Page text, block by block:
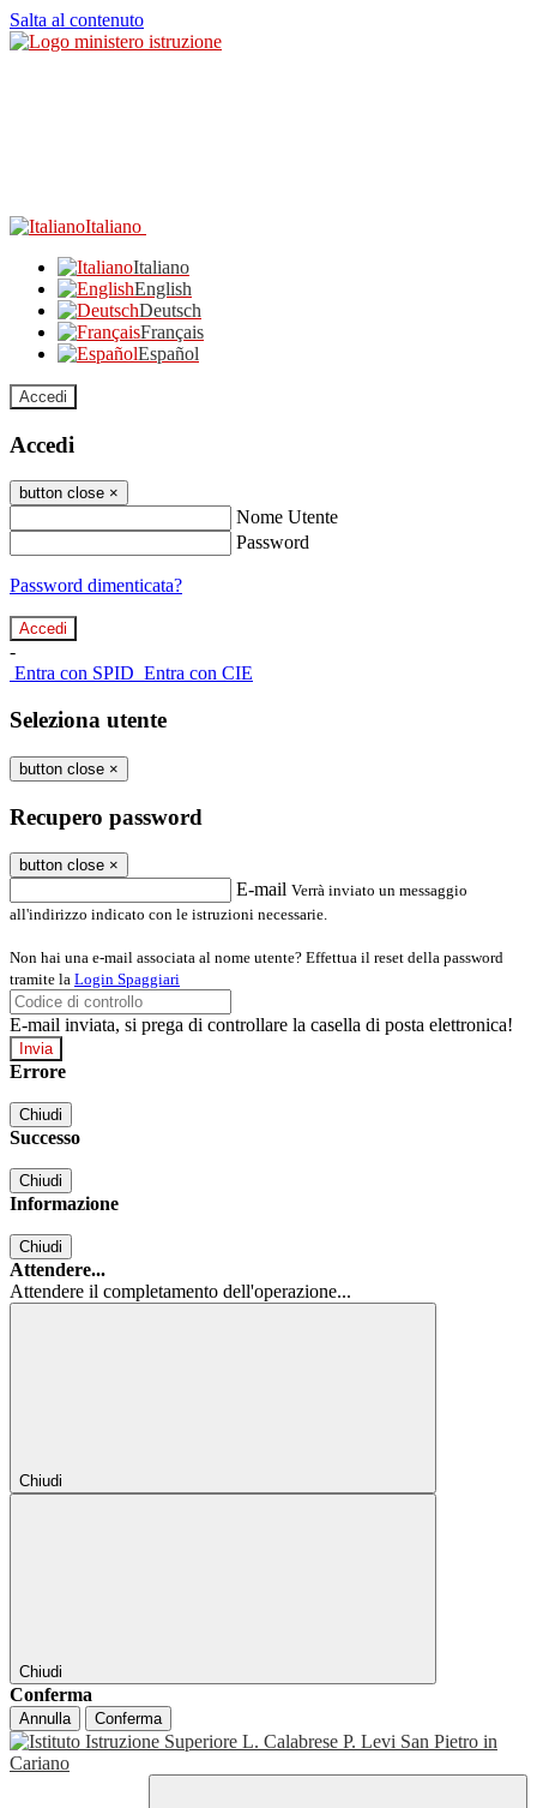
Salta al contenuto
Italiano
Italiano
English
Deutsch
Français
Español
Accedi
Accedi
button close ×
Nome Utente
Password
Password dimenticata?
-
Entra con SPID Entra con CIE
Seleziona utente
button close ×
Recupero password
button close ×
E-mail Verrà inviato un messaggio
all'indirizzo indicato con le istruzioni necessarie.
Non hai una e-mail associata al nome utente? Effettua il reset della password
tramite la Login Spaggiari
E-mail inviata, si prega di controllare la casella di posta elettronica!
Errore
Chiudi
Successo
Chiudi
Informazione
Chiudi
Attendere...
Attendere il completamento dell'operazione...
Chiudi
Chiudi
Conferma
Annulla Conferma